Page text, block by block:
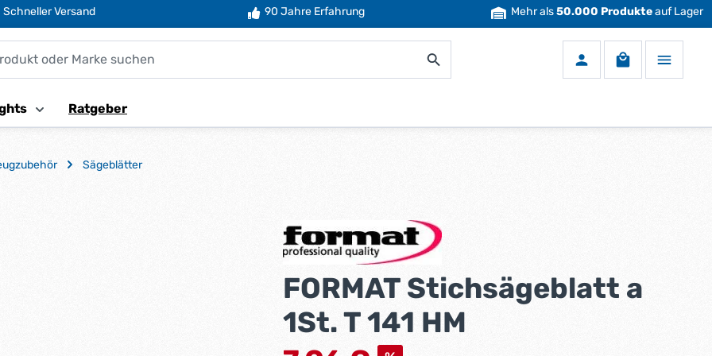
Schneller Versand 90 Jahre Erfahrung Mehr als50.000 Produkteauf Lager
Warenkorb
Ratgeber
Sägeblätter
FORMAT Stichsägeblatt a
1St. T 141 HM
Verkaufspreis: